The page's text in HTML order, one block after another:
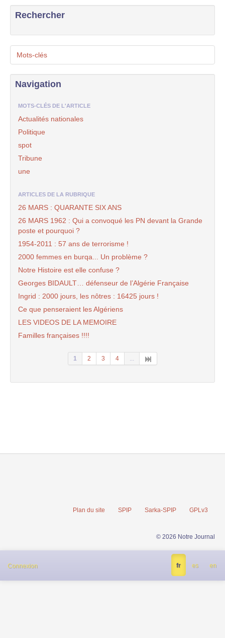
Rechercher
Mots-clés
Navigation
MOTS-CLÉS DE L'ARTICLE
Actualités nationales
Politique
spot
Tribune
une
ARTICLES DE LA RUBRIQUE
26 MARS : QUARANTE SIX ANS
26 MARS 1962 : Qui a convoqué les PN devant la Grande
poste et pourquoi ?
1954-2011 : 57 ans de terrorisme !
2000 femmes en burqa... Un problème ?
Notre Histoire est elle confuse ?
Georges BIDAULT… défenseur de l’Algérie Française
Ingrid : 2000 jours, les nôtres : 16425 jours !
Ce que penseraient les Algériens
LES VIDEOS DE LA MEMOIRE
Familles françaises !!!!
1 2 3 4
Plan du site SPIP Sarka-SPIP GPLv3
© 2026 Notre Journal
Connexion fr es en